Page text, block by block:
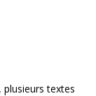
textes